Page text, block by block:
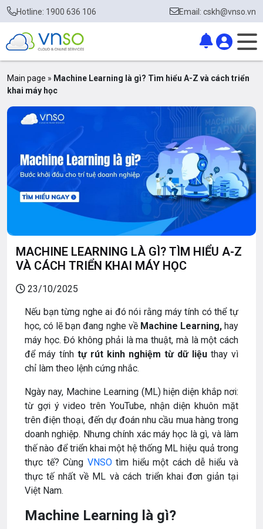
Hotline: 1900 636 106 Email: cskh@vnso.vn
Main page » Machine Learning là gì? Tìm hiểu A-Z và cách triển
khai máy học
MACHINE LEARNING LÀ GÌ? TÌM HIỂU A-Z
VÀ CÁCH TRIỂN KHAI MÁY HỌC
23/10/2025
Nếu bạn từng nghe ai đó nói rằng máy tính có thể tự
học, có lẽ bạn đang nghe về Machine Learning,hay
máy học. Đó không phải là ma thuật, mà là một cách
để máy tính tự rút kinh nghiệm từ dữ liệu thay vì
chỉ làm theo lệnh cứng nhắc.
Ngày nay, Machine Learning (ML) hiện diện khắp nơi:
từ gợi ý video trên YouTube, nhận diện khuôn mặt
trên điện thoại, đến dự đoán nhu cầu mua hàng trong
doanh nghiệp. Nhưng chính xác máy học là gì, và làm
thế nào để triển khai một hệ thống ML hiệu quả trong
thực tế? Cùng VNSOtìm hiểu một cách dễ hiểu và
thực tế nhất về ML và cách triển khai đơn giản tại
Việt Nam.
Machine Learning là gì?